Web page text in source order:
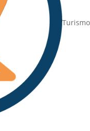
Turismo